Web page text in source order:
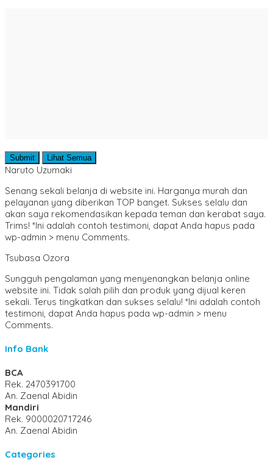
Submit Lihat Semua
Naruto Uzumaki
Senang sekali belanja di website ini. Harganya murah dan
pelayanan yang diberikan TOP banget. Sukses selalu dan
akan saya rekomendasikan kepada teman dan kerabat saya.
Trims! *Ini adalah contoh testimoni, dapat Anda hapus pada
wp-admin > menu Comments.
Tsubasa Ozora
Sungguh pengalaman yang menyenangkan belanja online
website ini. Tidak salah pilih dan produk yang dijual keren
sekali. Terus tingkatkan dan sukses selalu! *Ini adalah contoh
testimoni, dapat Anda hapus pada wp-admin > menu
Comments.
Info Bank
BCA
Rek. 2470391700
An. Zaenal Abidin
Mandiri
Rek. 9000020717246
An. Zaenal Abidin
Categories